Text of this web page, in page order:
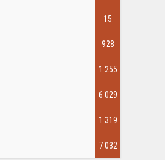
15
928
1 255
6 029
1 319
7 032